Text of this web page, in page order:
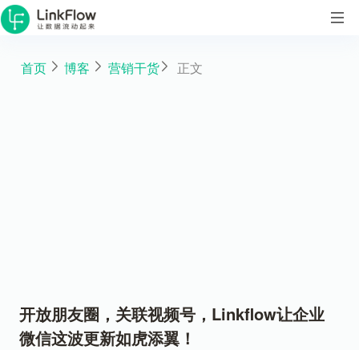
首页 博客 营销干货 正文
开放朋友圈，关联视频号，Linkflow让企业
微信这波更新如虎添翼！